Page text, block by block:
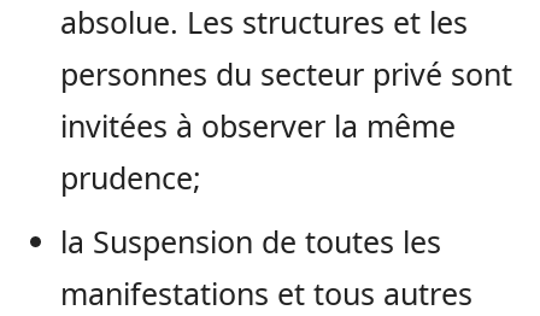
absolue. Les structures et les
personnes du secteur privé sont
invitées à observer la même
prudence;
la Suspension de toutes les
manifestations et tous autres